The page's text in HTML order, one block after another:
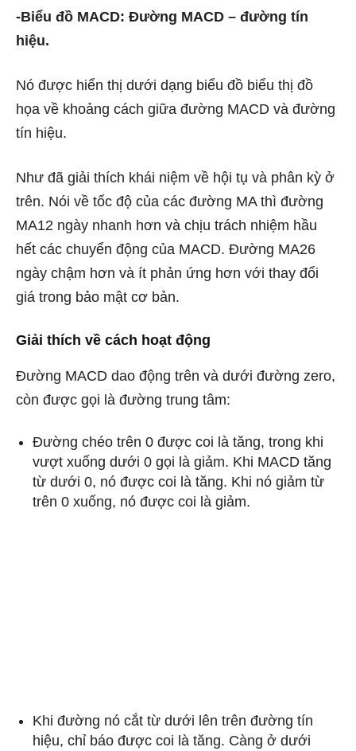
-Biểu đồ MACD: Đường MACD – đường tín
hiệu.
Nó được hiển thị dưới dạng biểu đồ biểu thị đồ
họa về khoảng cách giữa đường MACD và đường
tín hiệu.
Như đã giải thích khái niệm về hội tụ và phân kỳ ở
trên. Nói về tốc độ của các đường MA thì đường
MA12 ngày nhanh hơn và chịu trách nhiệm hầu
hết các chuyển động của MACD. Đường MA26
ngày chậm hơn và ít phản ứng hơn với thay đổi
giá trong bảo mật cơ bản.
Giải thích về cách hoạt động
Đường MACD dao động trên và dưới đường zero,
còn được gọi là đường trung tâm:
Đường chéo trên 0 được coi là tăng, trong khi
vượt xuống dưới 0 gọi là giảm. Khi MACD tăng
từ dưới 0, nó được coi là tăng. Khi nó giảm từ
trên 0 xuống, nó được coi là giảm.
Khi đường nó cắt từ dưới lên trên đường tín
hiệu, chỉ báo được coi là tăng. Càng ở dưới